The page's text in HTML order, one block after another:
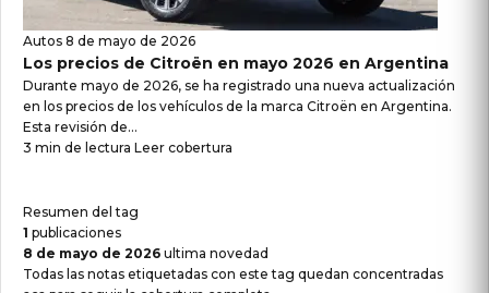
Autos 8 de mayo de 2026
Los precios de Citroën en mayo 2026 en Argentina
Durante mayo de 2026, se ha registrado una nueva actualización
en los precios de los vehículos de la marca Citroën en Argentina.
Esta revisión de...
3 min de lectura Leer cobertura
Resumen del tag
1 publicaciones
8 de mayo de 2026 ultima novedad
Todas las notas etiquetadas con este tag quedan concentradas